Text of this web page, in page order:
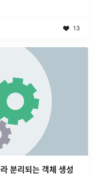
13
분리되는 객체 생성